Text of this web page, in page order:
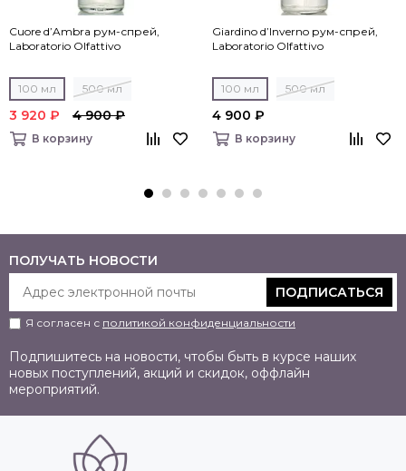
Cuore d’Ambra рум-спрей,
Laboratorio Olfattivo
100 мл 500 мл
3 920 ₽ 4 900 ₽
В корзину
Giardino d’Inverno рум-спрей,
Laboratorio Olfattivo
100 мл 500 мл
4 900 ₽
В корзину
ПОЛУЧАТЬ НОВОСТИ
ПОДПИСАТЬСЯ
Я согласен с политикой конфиденциальности
Подпишитесь на новости, чтобы быть в курсе наших
новых поступлений, акций и скидок, оффлайн
мероприятий.